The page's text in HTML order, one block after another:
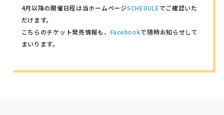
4月以降の開催日程は当ホームページSCHEDULEでご確認いた
だけます。
こちらのチケット発売情報も、 Facebookで随時お知らせして
まいります。